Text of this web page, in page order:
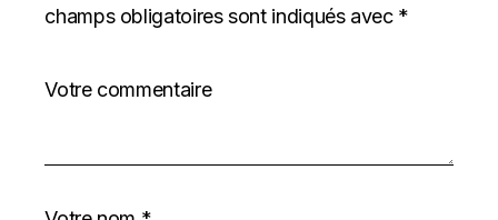
champs obligatoires sont indiqués avec *